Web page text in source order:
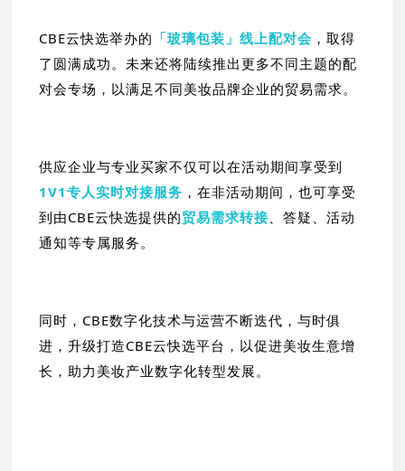
CBE云快选举办的 「玻璃包装」线上配对会 ，取得
了圆满成功。未来还将陆续推出更多不同主题的配
对会专场，以满足不同美妆品牌企业的贸易需求。
供应企业与专业买家不仅可以在活动期间享受到
1V1专人实时对接服务 ，在非活动期间，也可享受
到由CBE云快选提供的贸易需求转接 、答疑、活动
通知等专属服务。
同时，CBE数字化技术与运营不断迭代，与时俱
进，升级打造CBE云快选平台，以促进美妆生意增
长，助力美妆产业数字化转型发展。